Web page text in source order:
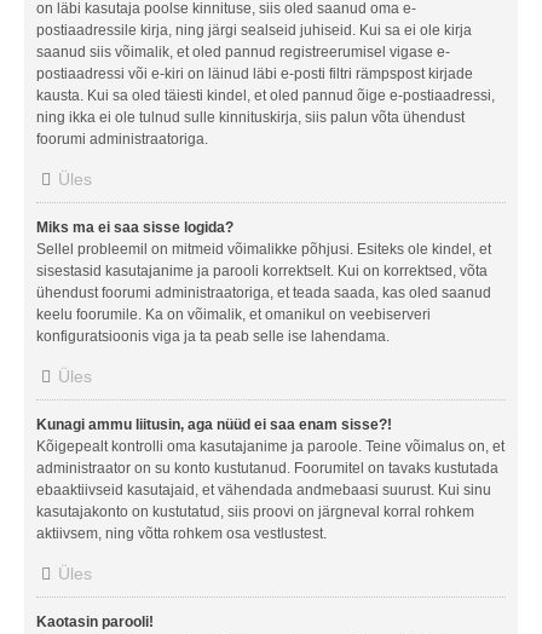
on läbi kasutaja poolse kinnituse, siis oled saanud oma e-
postiaadressile kirja, ning järgi sealseid juhiseid. Kui sa ei ole kirja
saanud siis võimalik, et oled pannud registreerumisel vigase e-
postiaadressi või e-kiri on läinud läbi e-posti filtri rämpspost kirjade
kausta. Kui sa oled täiesti kindel, et oled pannud õige e-postiaadressi,
ning ikka ei ole tulnud sulle kinnituskirja, siis palun võta ühendust
foorumi administraatoriga.
Üles
Miks ma ei saa sisse logida?
Sellel probleemil on mitmeid võimalikke põhjusi. Esiteks ole kindel, et
sisestasid kasutajanime ja parooli korrektselt. Kui on korrektsed, võta
ühendust foorumi administraatoriga, et teada saada, kas oled saanud
keelu foorumile. Ka on võimalik, et omanikul on veebiserveri
konfiguratsioonis viga ja ta peab selle ise lahendama.
Üles
Kunagi ammu liitusin, aga nüüd ei saa enam sisse?!
Kõigepealt kontrolli oma kasutajanime ja paroole. Teine võimalus on, et
administraator on su konto kustutanud. Foorumitel on tavaks kustutada
ebaaktiivseid kasutajaid, et vähendada andmebaasi suurust. Kui sinu
kasutajakonto on kustutatud, siis proovi on järgneval korral rohkem
aktiivsem, ning võtta rohkem osa vestlustest.
Üles
Kaotasin parooli!